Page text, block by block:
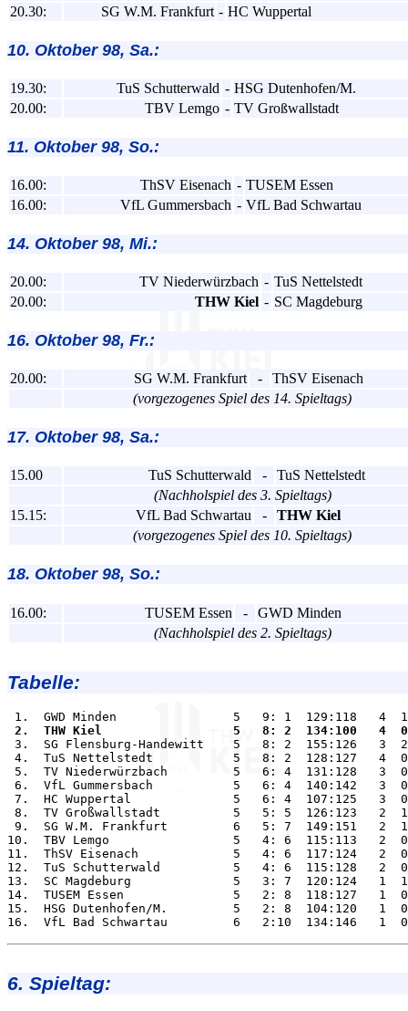
20.30:
SG W.M. Frankfurt - HC Wuppertal
10. Oktober 98, Sa.:
19.30: TuS Schutterwald - HSG Dutenhofen/M.
20.00:
TBV Lemgo - TV Großwallstadt
11. Oktober 98, So.:
16.00: ThSV Eisenach - TUSEM Essen
16.00:
VfL Gummersbach - VfL Bad Schwartau
14. Oktober 98, Mi.:
20.00: TV Niederwürzbach - TuS Nettelstedt
20.00:
THW Kiel - SC Magdeburg
16. Oktober 98, Fr.:
20.00: SG W.M. Frankfurt -
ThSV Eisenach
(vorgezogenes Spiel des 14. Spieltags)
17. Oktober 98, Sa.:
15.00 TuS Schutterwald -
TuS Nettelstedt
(Nachholspiel des 3. Spieltags)
15.15:
VfL Bad Schwartau -
THW Kiel
(vorgezogenes Spiel des 10. Spieltags)
18. Oktober 98, So.:
16.00: TUSEM Essen -
GWD Minden
(Nachholspiel des 2. Spieltags)
Tabelle:
2.  THW Kiel                  5   8: 2  134:100   4
3.  SG Flensburg-Handewitt    5   8: 2  155:126   3
4.  TuS Nettelstedt           5   8: 2  128:127   4
5.  TV Niederwürzbach         5   6: 4  131:128   3
6.  VfL Gummersbach           5   6: 4  140:142   3
7.  HC Wuppertal              5   6: 4  107:125   3
8.  TV Großwallstadt          5   5: 5  126:123   2
9.  SG W.M. Frankfurt         6   5: 7  149:151   2
10.  TBV Lemgo                 5   4: 6  115:113   2
11.  ThSV Eisenach             5   4: 6  117:124   2
12.  TuS Schutterwald          5   4: 6  115:128   2
13.  SC Magdeburg              5   3: 7  120:124   1
14.  TUSEM Essen               5   2: 8  118:127   1
15.  HSG Dutenhofen/M.         5   2: 8  104:120   1
6. Spieltag: